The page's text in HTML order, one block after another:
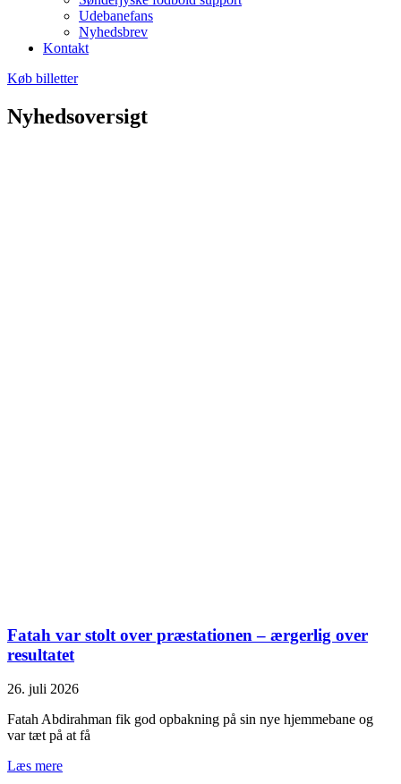
Udebanefans
Nyhedsbrev
Kontakt
Køb billetter
Nyhedsoversigt
Fatah var stolt over præstationen – ærgerlig over
resultatet
26. juli 2026
Fatah Abdirahman fik god opbakning på sin nye hjemmebane og
var tæt på at få
Læs mere